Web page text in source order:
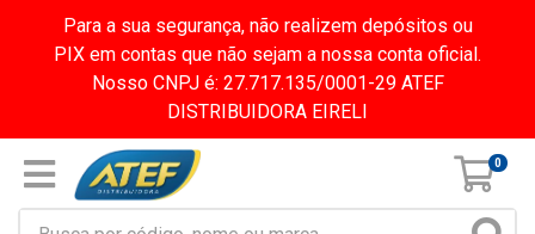
Para a sua segurança, não realizem depósitos ou
PIX em contas que não sejam a nossa conta oficial.
Nosso CNPJ é: 27.717.135/0001-29 ATEF
DISTRIBUIDORA EIRELI
0